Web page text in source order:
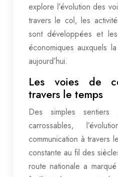
explore l’évolution des
travers le col, les
sont développées et
économiques auxquels
aujourd’hui.
Les voies de
travers le temps
Des simples sentiers
carrossables,
communication à travers
constante au fil des
route nationale a